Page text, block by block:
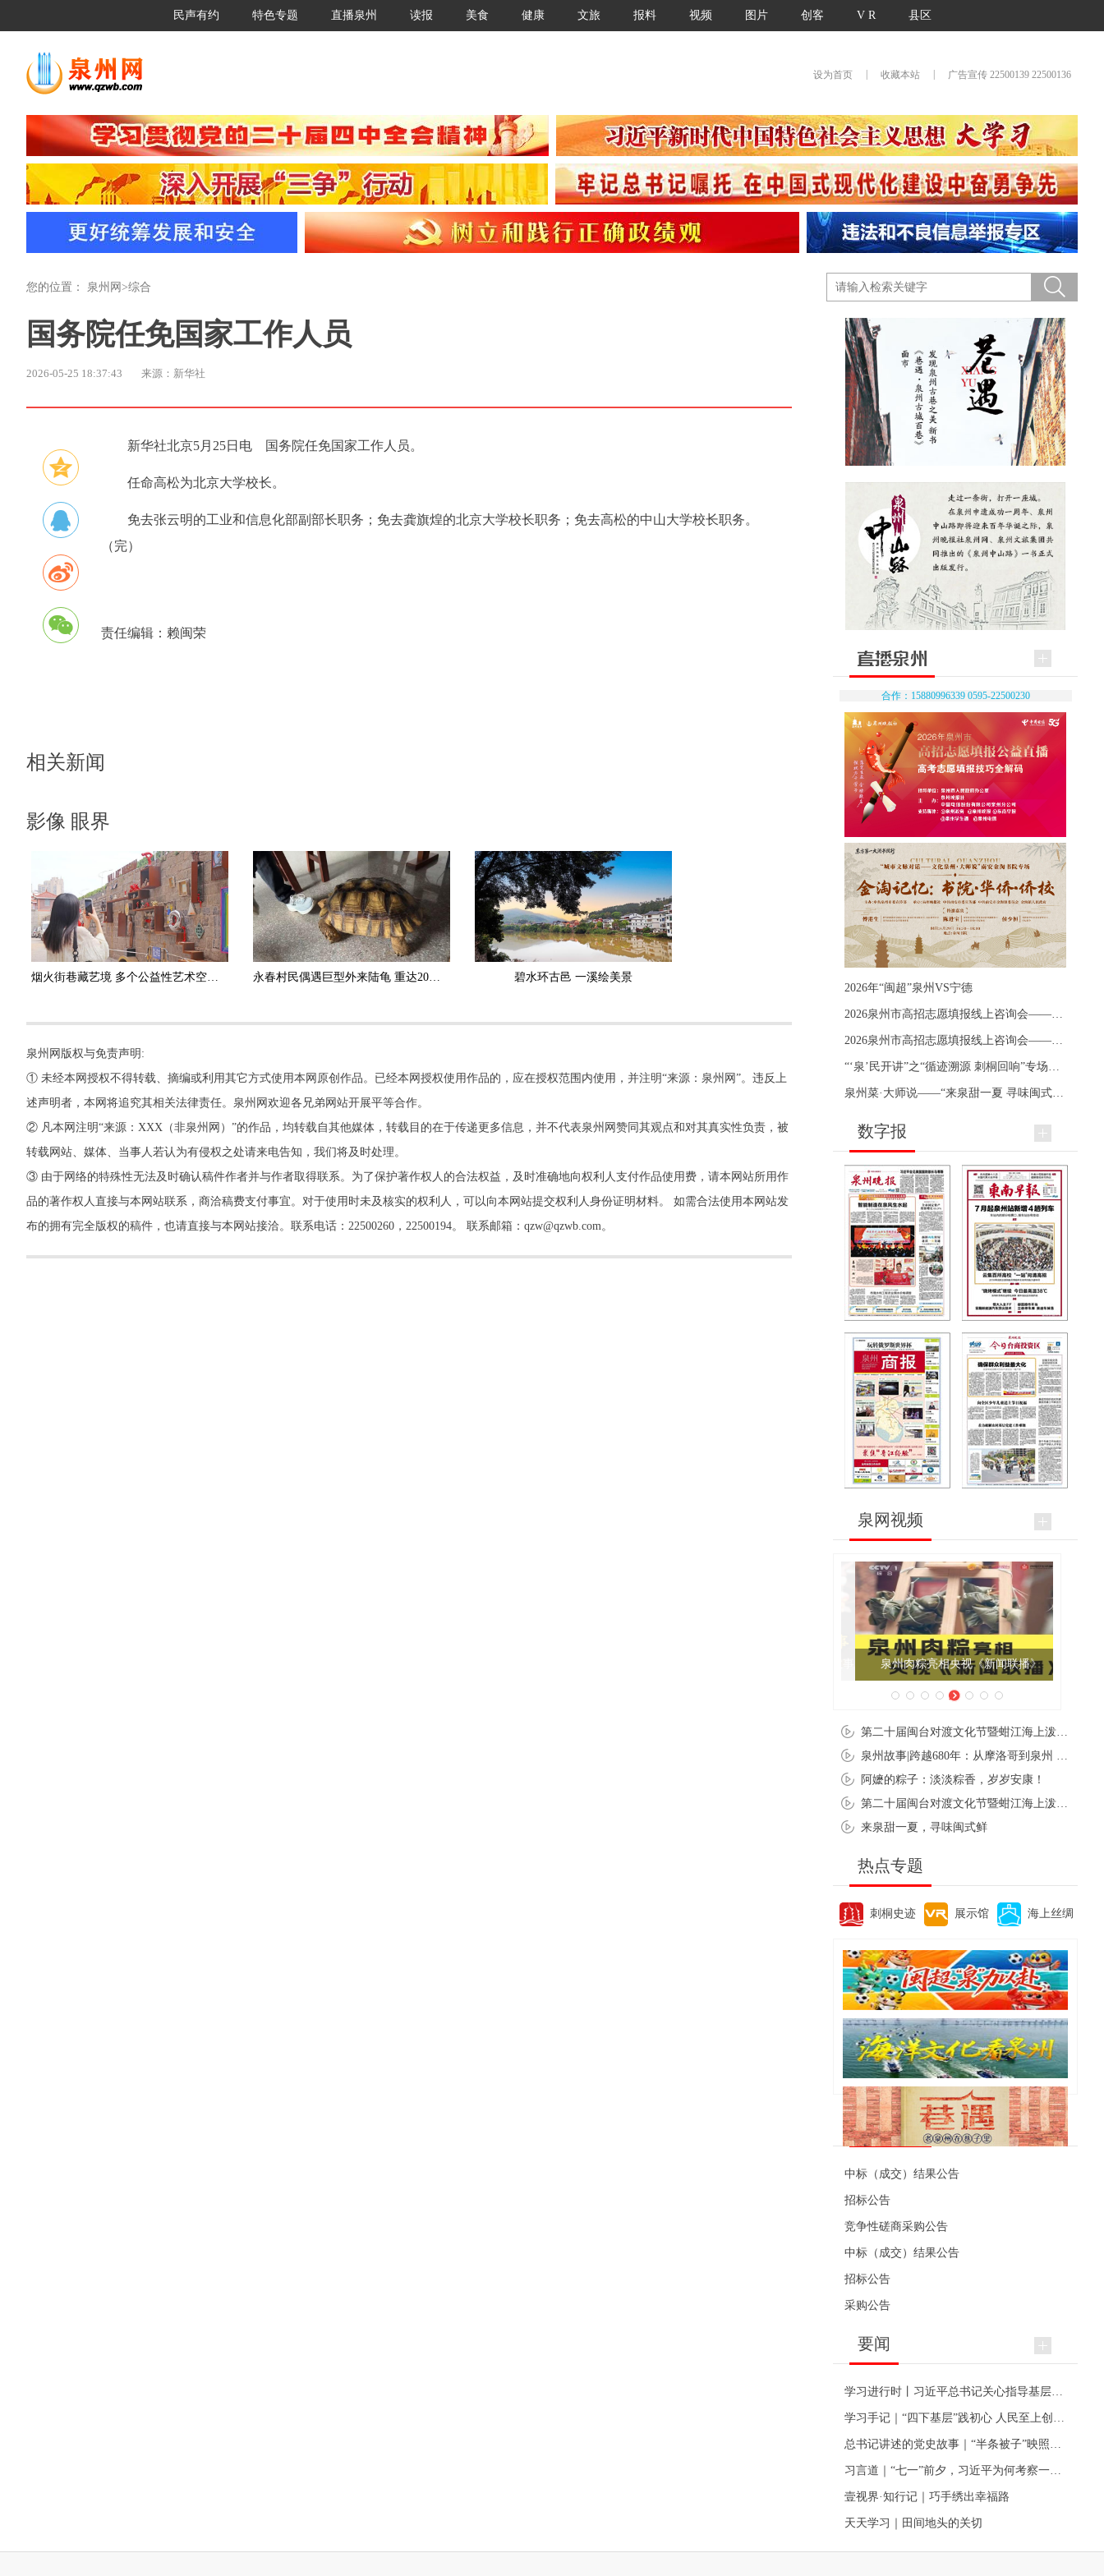
民声有约 特色专题 直播泉州 读报 美食 健康 文旅 报料 视频 图片 创客 V R 县区
设为首页 收藏本站 广告宣传 22500139 22500136
您的位置： 泉州网 >综合
国务院任免国家工作人员
2026-05-25 18:37:43 来源：新华社
新华社北京5月25日电 国务院任免国家工作人员。
任命高松为北京大学校长。
免去张云明的工业和信息化部副部长职务；免去龚旗煌的北京大学校长职务；免去高松的中山大学校长职务。
（完）
责任编辑： 赖闽荣
相关新闻
影像 眼界
烟火街巷藏艺境 多个公益性艺术空间相继亮相泉州古城 永春村民偶遇巨型外来陆龟 重达20公斤 严禁野外放生 碧水环古邑 一溪绘美景
泉州网版权与免责声明:
① 未经本网授权不得转载、摘编或利用其它方式使用本网原创作品。已经本网授权使用作品的，应在授权范围内使用，并注明“来源：泉州网”。违反上
述声明者，本网将追究其相关法律责任。泉州网欢迎各兄弟网站开展平等合作。
② 凡本网注明“来源：XXX（非泉州网）”的作品，均转载自其他媒体，转载目的在于传递更多信息，并不代表泉州网赞同其观点和对其真实性负责，被
转载网站、媒体、当事人若认为有侵权之处请来电告知，我们将及时处理。
③ 由于网络的特殊性无法及时确认稿件作者并与作者取得联系。为了保护著作权人的合法权益，及时准确地向权利人支付作品使用费，请本网站所用作
品的著作权人直接与本网站联系，商洽稿费支付事宜。对于使用时未及核实的权利人，可以向本网站提交权利人身份证明材料。 如需合法使用本网站发
布的拥有完全版权的稿件，也请直接与本网站接洽。联系电话：22500260，22500194。 联系邮箱：qzw@qzwb.com。
合作：15880996339 0595-22500230
2026年“闽超”泉州VS宁德
数字报
泉网视频
泉州肉粽亮相央视《新闻联播》
阿嬷的粽子：淡淡粽香，岁岁安康！
来泉甜一夏，寻味闽式鲜
热点专题
刺桐史迹 展示馆 海上丝绸
便民资讯
中标（成交）结果公告
招标公告
竞争性磋商采购公告
中标（成交）结果公告
招标公告
采购公告
要闻
壹视界·知行记｜巧手绣出幸福路
天天学习｜田间地头的关切